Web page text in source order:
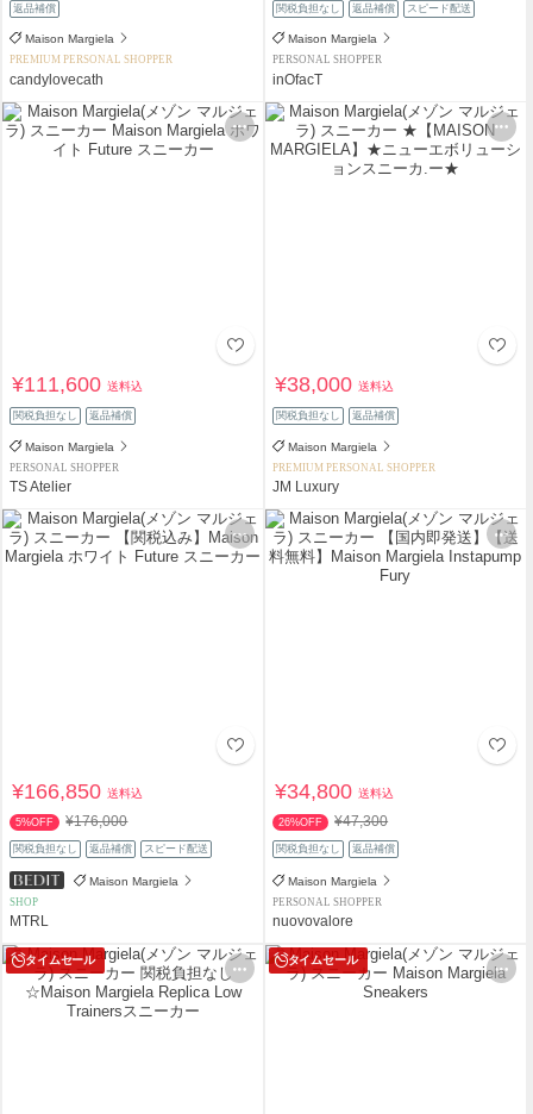
返品補償
Maison Margiela
PREMIUM PERSONAL SHOPPER
candylovecath
関税負担なし 返品補償 スピード配送
Maison Margiela
PERSONAL SHOPPER
inOfacT
¥111,600送料込
関税負担なし 返品補償
Maison Margiela
PERSONAL SHOPPER
TS Atelier
¥38,000送料込
関税負担なし 返品補償
Maison Margiela
PREMIUM PERSONAL SHOPPER
JM Luxury
¥166,850送料込
5%OFF ¥176,000
関税負担なし 返品補償 スピード配送
Maison Margiela
SHOP
MTRL
¥34,800送料込
26%OFF ¥47,300
関税負担なし 返品補償
Maison Margiela
PERSONAL SHOPPER
nuovovalore
タイムセール タイムセール